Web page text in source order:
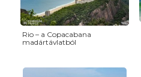
Rio – a Copacabana
madártávlatból